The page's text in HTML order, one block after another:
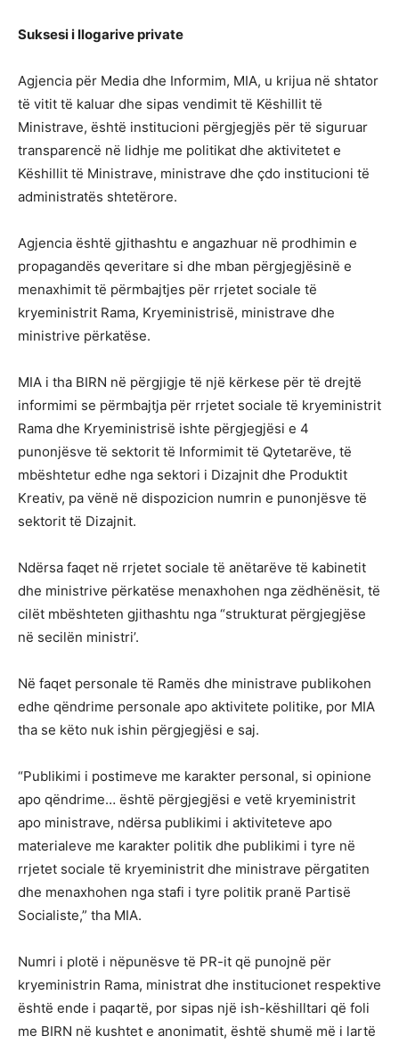
Suksesi i llogarive private
Agjencia për Media dhe Informim, MIA, u krijua në shtator
të vitit të kaluar dhe sipas vendimit të Këshillit të
Ministrave, është institucioni përgjegjës për të siguruar
transparencë në lidhje me politikat dhe aktivitetet e
Këshillit të Ministrave, ministrave dhe çdo institucioni të
administratës shtetërore.
Agjencia është gjithashtu e angazhuar në prodhimin e
propagandës qeveritare si dhe mban përgjegjësinë e
menaxhimit të përmbajtjes për rrjetet sociale të
kryeministrit Rama, Kryeministrisë, ministrave dhe
ministrive përkatëse.
MIA i tha BIRN në përgjigje të një kërkese për të drejtë
informimi se përmbajtja për rrjetet sociale të kryeministrit
Rama dhe Kryeministrisë ishte përgjegjësi e 4
punonjësve të sektorit të Informimit të Qytetarëve, të
mbështetur edhe nga sektori i Dizajnit dhe Produktit
Kreativ, pa vënë në dispozicion numrin e punonjësve të
sektorit të Dizajnit.
Ndërsa faqet në rrjetet sociale të anëtarëve të kabinetit
dhe ministrive përkatëse menaxhohen nga zëdhënësit, të
cilët mbështeten gjithashtu nga “strukturat përgjegjëse
në secilën ministri’.
Në faqet personale të Ramës dhe ministrave publikohen
edhe qëndrime personale apo aktivitete politike, por MIA
tha se këto nuk ishin përgjegjësi e saj.
“Publikimi i postimeve me karakter personal, si opinione
apo qëndrime… është përgjegjësi e vetë kryeministrit
apo ministrave, ndërsa publikimi i aktiviteteve apo
materialeve me karakter politik dhe publikimi i tyre në
rrjetet sociale të kryeministrit dhe ministrave përgatiten
dhe menaxhohen nga stafi i tyre politik pranë Partisë
Socialiste,” tha MIA.
Numri i plotë i nëpunësve të PR-it që punojnë për
kryeministrin Rama, ministrat dhe institucionet respektive
është ende i paqartë, por sipas një ish-këshilltari që foli
me BIRN në kushtet e anonimatit, është shumë më i lartë